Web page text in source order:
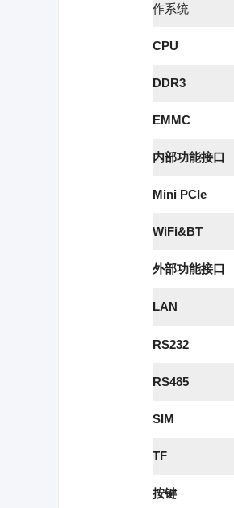
作系统
CPU
DDR3
EMMC
内部功能接口
Mini PCIe
WiFi&BT
外部功能接口
LAN
RS232
RS485
SIM
TF
按键